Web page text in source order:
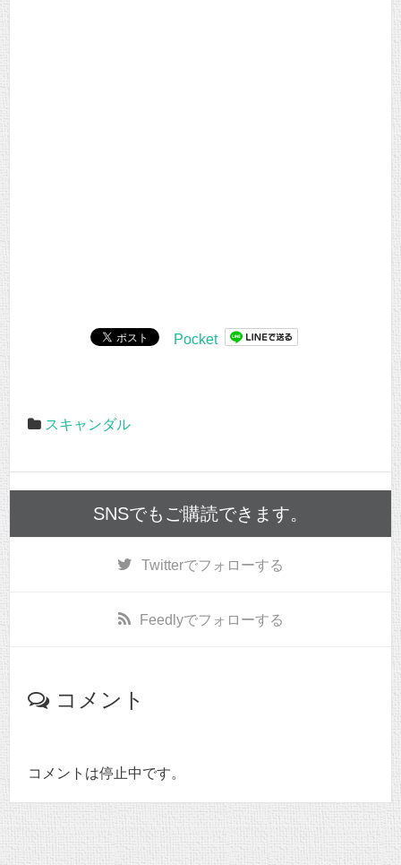
Pocket
スキャンダル
SNSでもご購読できます。
Twitterでフォローする
Feedlyでフォローする
コメント
コメントは停止中です。